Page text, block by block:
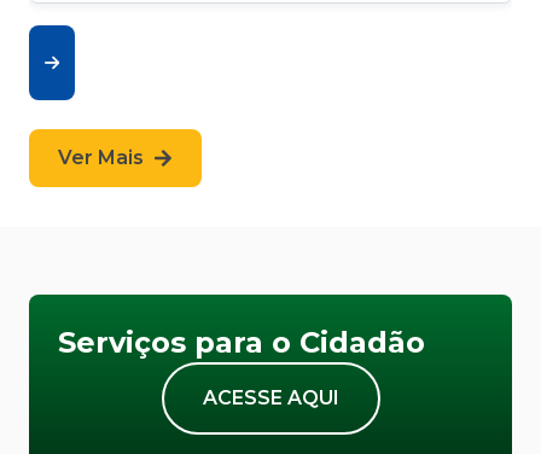
Ver Mais
Serviços para o Cidadão
ACESSE AQUI